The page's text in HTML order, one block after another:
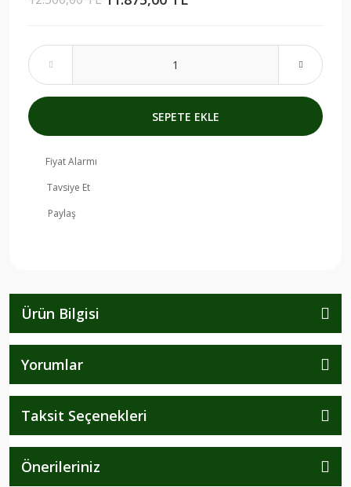
SEPETE EKLE
Fiyat Alarmı
Tavsiye Et
Paylaş
Ürün Bilgisi
Yorumlar
Taksit Seçenekleri
Önerileriniz